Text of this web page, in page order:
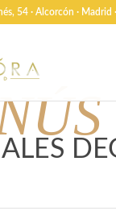
54 · Alcorcón · Madrid